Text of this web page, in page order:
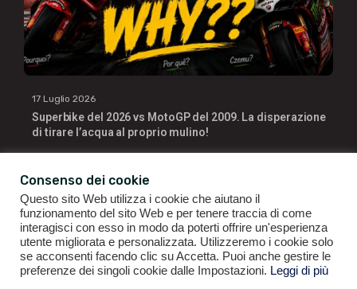
17 Luglio 2026
Superbike del 2026 vs MotoGP del 2009. La disperazione
di tirare l’acqua al proprio mulino!
GIANLUIGI RAGNO | P.IVA 09196141007 | ©2021ALL RIGHTS
RESERVED.
Consenso dei cookie
Questo sito Web utilizza i cookie che aiutano il
funzionamento del sito Web e per tenere traccia di come
interagisci con esso in modo da poterti offrire un'esperienza
utente migliorata e personalizzata. Utilizzeremo i cookie solo
se acconsenti facendo clic su Accetta. Puoi anche gestire le
preferenze dei singoli cookie dalle Impostazioni. Leggi di più